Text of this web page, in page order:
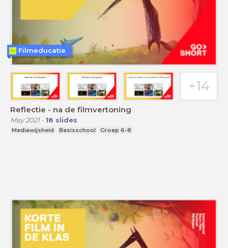
Reflectie - na de filmvertoning
May 2021- 18 slides
Mediawijsheid Basisschool Groep 6-8
Filmeducatie